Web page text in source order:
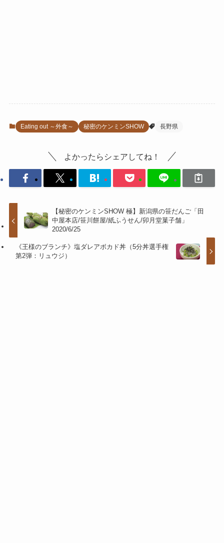
Eating out ～外食～ 秘密のケンミンSHOW 長野県
よかったらシェアしてね！
【秘密のケンミンSHOW 極】新潟県の笹だんご「田
中屋本店/笹川餅屋/紙ふうせん/卯月堂菓子舗」
2020/6/25
《王様のブランチ》塩ダレアボカド丼（5分丼選手権
第2弾：リュウジ）